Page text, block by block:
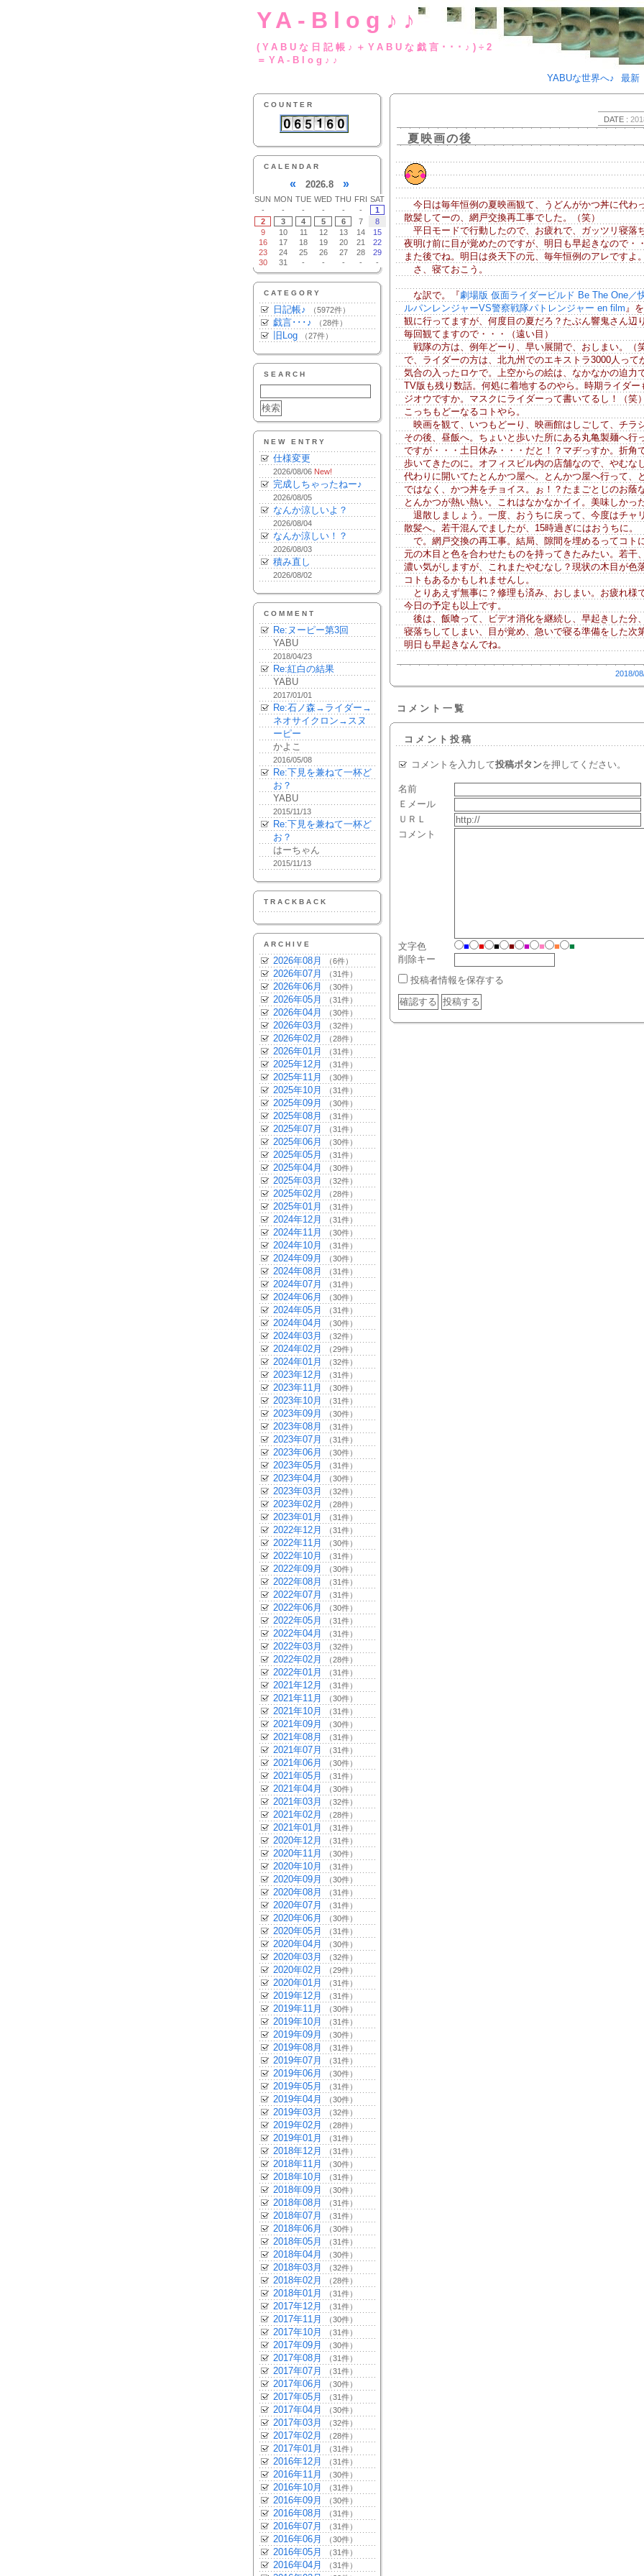
YA-Blog♪♪
(YABUな日記帳♪＋YABUな戯言･･
＝YA-Blog♪♪
YABUな世界へ♪
最新
COUNTER
CALENDAR
« 2026.8 »
SUN MON TUE WED THU FRI SAT
-
- - - - -
1
2
3 4 5 6 7
8
9
10 11 12 13 14
15
16
17 18 19 20 21
22
23
24 25 26 27 28
29
30
31 - - - - -
CATEGORY
日記帳♪ （5972件）
戯言･･･♪ （28件）
旧Log （27件）
SEARCH
NEW ENTRY
仕様変更
2026/08/06 New!
完成しちゃったねー♪
2026/08/05
なんか涼しいよ？
2026/08/04
なんか涼しい！？
2026/08/03
積み直し
2026/08/02
COMMENT
Re:ヌーピー第3回
YABU
2018/04/23
Re:紅白の結果
YABU
2017/01/01
Re:石ノ森→ライダー→
ネオサイクロン→スヌ
ーピー
かよこ
2016/05/08
Re:下見を兼ねて一杯ど
お？
YABU
2015/11/13
Re:下見を兼ねて一杯ど
お？
はーちゃん
2015/11/13
TRACKBACK
ARCHIVE
2026年08月 （6件）
2026年07月 （31件）
2026年06月 （30件）
2026年05月 （31件）
2026年04月 （30件）
2026年03月 （32件）
2026年02月 （28件）
2026年01月 （31件）
2025年12月 （31件）
2025年11月 （30件）
2025年10月 （31件）
2025年09月 （30件）
2025年08月 （31件）
2025年07月 （31件）
2025年06月 （30件）
2025年05月 （31件）
2025年04月 （30件）
2025年03月 （32件）
2025年02月 （28件）
2025年01月 （31件）
2024年12月 （31件）
2024年11月 （30件）
2024年10月 （31件）
2024年09月 （30件）
2024年08月 （31件）
2024年07月 （31件）
2024年06月 （30件）
2024年05月 （31件）
2024年04月 （30件）
2024年03月 （32件）
2024年02月 （29件）
2024年01月 （32件）
2023年12月 （31件）
2023年11月 （30件）
2023年10月 （31件）
2023年09月 （30件）
2023年08月 （31件）
2023年07月 （31件）
2023年06月 （30件）
2023年05月 （31件）
2023年04月 （30件）
2023年03月 （32件）
2023年02月 （28件）
2023年01月 （31件）
2022年12月 （31件）
2022年11月 （30件）
2022年10月 （31件）
2022年09月 （30件）
2022年08月 （31件）
2022年07月 （31件）
2022年06月 （30件）
2022年05月 （31件）
2022年04月 （31件）
2022年03月 （32件）
2022年02月 （28件）
2022年01月 （31件）
2021年12月 （31件）
2021年11月 （30件）
2021年10月 （31件）
2021年09月 （30件）
2021年08月 （31件）
2021年07月 （31件）
2021年06月 （30件）
2021年05月 （31件）
2021年04月 （30件）
2021年03月 （32件）
2021年02月 （28件）
2021年01月 （31件）
2020年12月 （31件）
2020年11月 （30件）
2020年10月 （31件）
2020年09月 （30件）
2020年08月 （31件）
2020年07月 （31件）
2020年06月 （30件）
2020年05月 （31件）
2020年04月 （30件）
2020年03月 （32件）
2020年02月 （29件）
2020年01月 （31件）
2019年12月 （31件）
2019年11月 （30件）
2019年10月 （31件）
2019年09月 （30件）
2019年08月 （31件）
2019年07月 （31件）
2019年06月 （30件）
2019年05月 （31件）
2019年04月 （30件）
2019年03月 （32件）
2019年02月 （28件）
2019年01月 （31件）
2018年12月 （31件）
2018年11月 （30件）
2018年10月 （31件）
2018年09月 （30件）
2018年08月 （31件）
2018年07月 （31件）
2018年06月 （30件）
2018年05月 （31件）
2018年04月 （30件）
2018年03月 （32件）
2018年02月 （28件）
2018年01月 （31件）
2017年12月 （31件）
2017年11月 （30件）
2017年10月 （31件）
2017年09月 （30件）
2017年08月 （31件）
2017年07月 （31件）
2017年06月 （30件）
2017年05月 （31件）
2017年04月 （30件）
2017年03月 （32件）
2017年02月 （28件）
2017年01月 （31件）
2016年12月 （31件）
2016年11月 （30件）
2016年10月 （31件）
2016年09月 （30件）
2016年08月 （31件）
2016年07月 （31件）
2016年06月 （30件）
2016年05月 （31件）
2016年04月 （31件）
DATE :
夏映画の後
今日は毎年恒例の夏映画観て、うどんがかつ丼に代わっ
散髪してーの、網戸交換再工事でした。（笑）
平日モードで行動したので、お疲れで、ガッツリ寝落ち
夜明け前に目が覚めたのですが、明日も早起きなので・
また後でね。明日は炎天下の元、毎年恒例のアレですよ。
さ、寝ておこう。
な訳で。『劇場版 仮面ライダービルド Be The One／
ルパンレンジャーVS警察戦隊パトレンジャー en film』
観に行ってますが、何度目の夏だろ？たぶん響鬼さん辺
毎回観てますので・・・（遠い目）
戦隊の方は、例年どーり、早い展開で、おしまい。（笑
で、ライダーの方は、北九州でのエキストラ3000人って
気合の入ったロケで。上空からの絵は、なかなかの迫力で
TV版も残り数話。何処に着地するのやら。時期ライダー
ジオウですか。マスクにライダーって書いてるし！（笑）
こっちもどーなるコトやら。
映画を観て、いつもどーり、映画館はしごして、チラシ
その後、昼飯へ。ちょいと歩いた所にある丸亀製麺へ行
ですが・・・土日休み・・・だと！？マヂっすか。折角
歩いてきたのに。オフィスビル内の店舗なので、やむな
代わりに開いてたとんかつ屋へ。とんかつ屋へ行って、
ではなく、かつ丼をチョイス。ぉ！？たまごとじのお蔭
とんかつが熱い熱い。これはなかなかイイ。美味しかっ
退散しましょう。一度、おうちに戻って、今度はチャリ
散髪へ。若干混んでましたが、15時過ぎにはおうちに。
で。網戸交換の再工事。結局、隙間を埋めるってコトに
元の木目と色を合わせたものを持ってきたみたい。若干
濃い気がしますが、これまたやむなし？現状の木目が色
コトもあるかもしれませんし。
とりあえず無事に？修理も済み、おしまい。お疲れ様で
今日の予定も以上です。
後は、飯喰って、ビデオ消化を継続し、早起きした分
寝落ちしてしまい、目が覚め、急いで寝る準備をした次第
明日も早起きなんでね。
2018/
コメント一覧
コメント投稿
コメントを入力して投稿ボタンを押してください。
名前
Ｅメール
ＵＲＬ
コメント
文字色 ■ ■ ■ ■ ■ ■ ■
■
削除キー
投稿者情報を保存する